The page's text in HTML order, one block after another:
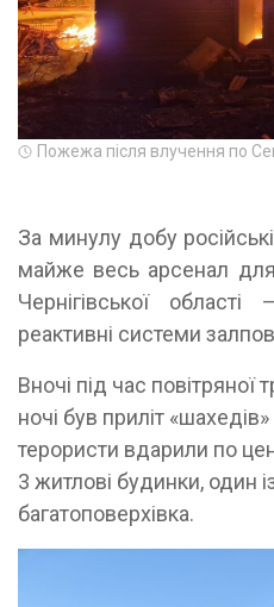
Пожежа після влучення по
За минулу добу
майже весь арсенал для
Чернігівської
реактивні системи
Вночі під час повітряної
ночі був приліт
терористи вдарили по
3 житлові будинки, один
багатоповерхівка.